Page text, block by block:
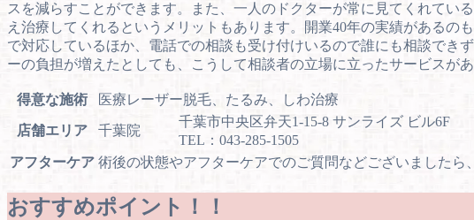
スを減らすことができます。また、一人のドクターが常に見てくれて
え治療してくれるというメリットもあります。開業40年の実績がある
で対応しているほか、電話での相談も受け付けいるので誰にも相談でき
ーの負担が増えたとしても、こうして相談者の立場に立ったサービスが
得意な施術 医療レーザー脱毛、たるみ、しわ治療
店舗エリア 千葉院
千葉市中央区弁天1-15-8 サンライズ ビル6F
TEL：043-285-1505
アフターケア 術後の状態やアフターケアでのご質問などございましたら
おすすめポイント！！